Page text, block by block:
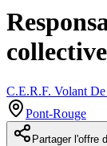
C.E.R.F. Volant
Pont-Rouge
Partager l'offre